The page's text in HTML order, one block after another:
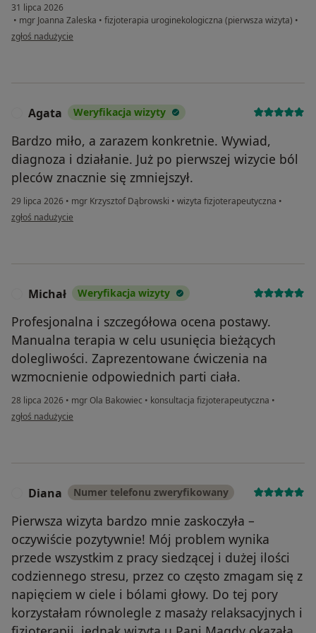
31 lipca 2026
• mgr Joanna Zaleska • fizjoterapia uroginekologiczna (pierwsza wizyta) •
w opinii użytkownika Maja
zgłoś nadużycie
Agata Weryfikacja wizyty
Bardzo miło, a zarazem konkretnie. Wywiad,
diagnoza i działanie. Już po pierwszej wizycie ból
pleców znacznie się zmniejszył.
29 lipca 2026 • mgr Krzysztof Dąbrowski • wizyta fizjoterapeutyczna •
w opinii użytkownika Agata
zgłoś nadużycie
Michał Weryfikacja wizyty
Profesjonalna i szczegółowa ocena postawy.
Manualna terapia w celu usunięcia bieżących
dolegliwości. Zaprezentowane ćwiczenia na
wzmocnienie odpowiednich parti ciała.
28 lipca 2026 • mgr Ola Bakowiec • konsultacja fizjoterapeutyczna •
w opinii użytkownika Michał
zgłoś nadużycie
Diana Numer telefonu zweryfikowany
Pierwsza wizyta bardzo mnie zaskoczyła –
oczywiście pozytywnie! Mój problem wynika
przede wszystkim z pracy siedzącej i dużej ilości
codziennego stresu, przez co często zmagam się z
napięciem w ciele i bólami głowy. Do tej pory
korzystałam równolegle z masaży relaksacyjnych i